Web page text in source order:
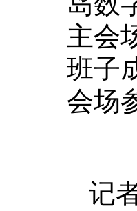
主会
班子
会场
记